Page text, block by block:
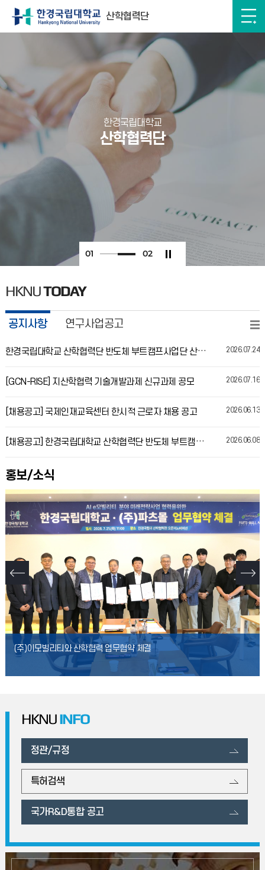
산학협력단
한경국립대학교
산학협력단
02 02
HKNUTODAY
공지사항
한경국립대학교 산학협력단 반도체 부트캠프사업단 산학협력중점교수 신규 채용 공고 2026.07.24
[GCN-RISE] 지산학협력 기술개발과제 신규과제 공모 2026.07.16
[채용공고] 국제인재교육센터 한시적 근로자 채용 공고 2026.06.13
[채용공고] 한경국립대학교 산학협력단 반도체 부트캠프사업단 계약직원 신규 채용 2026.06.08
연구사업공고
홍보/소식
(주)이모빌리티와 산학협력 업무협약 체결
HKNUINFO
정관/규정
특허검색
국가R&D통합 공고